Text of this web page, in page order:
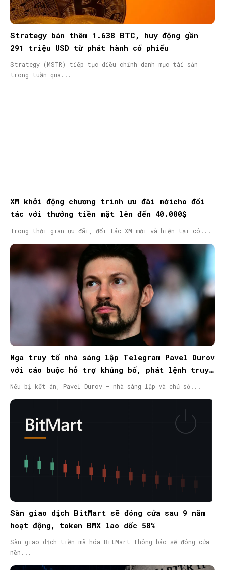
Strategy bán thêm 1.638 BTC, huy động gần
291 triệu USD từ phát hành cổ phiếu
Strategy (MSTR) tiếp tục điều chỉnh danh mục tài sản
trong tuần qua...
XM khởi động chương trình ưu đãi mớicho đối
tác với thưởng tiền mặt lên đến 40.000$
Trong thời gian ưu đãi, đối tác XM mới và hiện tại có...
Nga truy tố nhà sáng lập Telegram Pavel Durov
với cáo buộc hỗ trợ khủng bố, phát lệnh truy
nã quốc tế
Nếu bị kết án, Pavel Durov – nhà sáng lập và chủ sở...
Sàn giao dịch BitMart sẽ đóng cửa sau 9 năm
hoạt động, token BMX lao dốc 58%
Sàn giao dịch tiền mã hóa BitMart thông báo sẽ đóng cửa
nền...